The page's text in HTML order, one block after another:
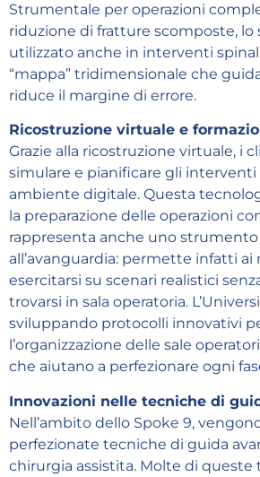
Strumentale per operazioni
riduzione di fratture scomposte, lo
utilizzato anche in interventi
“mappa” tridimensionale che
riduce il margine di errore.
Ricostruzione virtuale e
Grazie alla ricostruzione virtuale, i
simulare e pianificare gli
ambiente digitale. Questa
la preparazione delle operazioni
rappresenta anche uno
all’avanguardia: permette infatti ai
esercitarsi su scenari realistici
trovarsi in sala operatoria.
sviluppando protocolli innovativi
l’organizzazione delle sale
che aiutano a perfezionare ogni
Innovazioni nelle tecniche di
Nell’ambito dello Spoke 9,
perfezionate tecniche di guida
chirurgia assistita. Molte di queste